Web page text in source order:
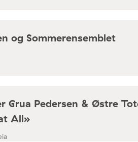
og Sommerensemblet
Grua Pedersen & Østre
All»